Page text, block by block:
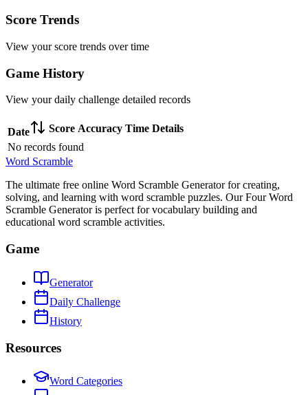
Score Trends
View your score trends over time
Game History
View your daily challenge detailed records
Date Score Accuracy Time Details
No records found
Word Scramble
The ultimate free online Word Scramble Generator for creating,
solving, and learning with word scramble puzzles. Our Four Word
Scramble Generator is perfect for vocabulary building and
educational word scramble activities.
Game
Generator
Daily Challenge
History
Resources
Word Categories